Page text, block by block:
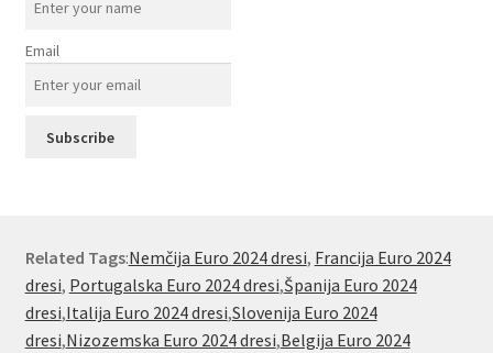
Email
Related Tags:Nemčija Euro 2024 dresi, Francija Euro 2024
dresi, Portugalska Euro 2024 dresi,Španija Euro 2024
dresi,Italija Euro 2024 dresi,Slovenija Euro 2024
dresi,Nizozemska Euro 2024 dresi,Belgija Euro 2024